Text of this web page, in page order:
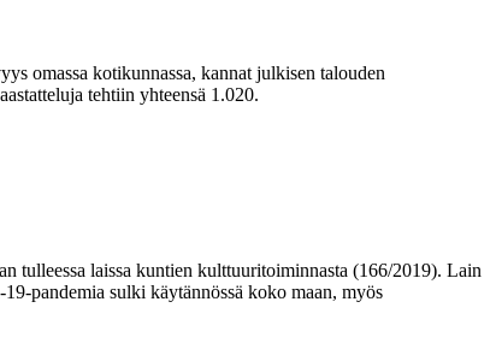
omassa kotikunnassa, kannat julkisen talouden
tehtiin yhteensä 1.020.
tulleessa laissa kuntien kulttuuritoiminnasta (166/2019). Lain
pandemia sulki käytännössä koko maan, myös